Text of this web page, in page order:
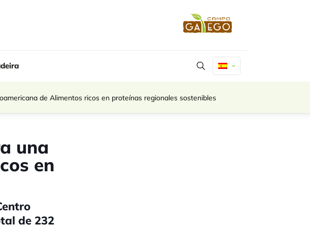
de Alimentos ricos en proteínas regionales sostenibles
una
en
de 232